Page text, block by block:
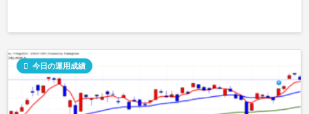
 今日の運用成績